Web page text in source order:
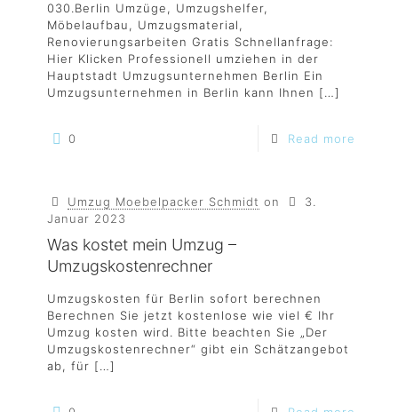
030.Berlin Umzüge, Umzugshelfer,
Möbelaufbau, Umzugsmaterial,
Renovierungsarbeiten Gratis Schnellanfrage:
Hier Klicken Professionell umziehen in der
Hauptstadt Umzugsunternehmen Berlin Ein
Umzugsunternehmen in Berlin kann Ihnen […]
0 Read more
Umzug Moebelpacker Schmidt on
3.
Januar 2023
Was kostet mein Umzug –
Umzugskostenrechner
Umzugskosten für Berlin sofort berechnen
Berechnen Sie jetzt kostenlose wie viel € Ihr
Umzug kosten wird. Bitte beachten Sie „Der
Umzugskostenrechner“ gibt ein Schätzangebot
ab, für […]